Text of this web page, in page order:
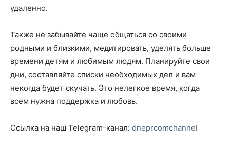
удаленно.
Также не забывайте чаще общаться со своими
родными и близкими, медитировать, уделять больше
времени детям и любимым людям. Планируйте свои
дни, составляйте списки необходимых дел и вам
некогда будет скучать. Это нелегкое время, когда
всем нужна поддержка и любовь.
Ссылка на наш Telegram-канал: dneprcomchannel